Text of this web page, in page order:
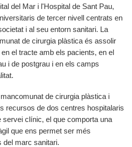
del Mar i l'Hospital de Sant Pau,
de tercer nivell centrats en
i al seu entorn sanitari. La
de cirurgia plàstica és assolir
el tracte amb els pacients, en el
i de postgrau i en els camps
de cirurgia plàstica i
recursos de dos centres hospitalaris
servei clínic, el que comporta una
que ens permet ser més
del marc sanitari.